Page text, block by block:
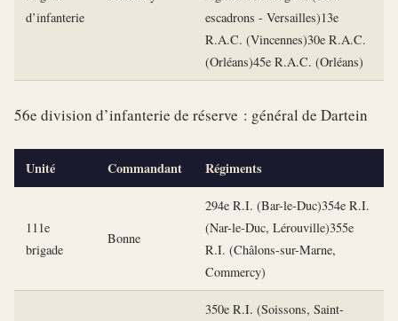
d’infanterie
escadrons - Versailles)13e
R.A.C. (Vincennes)30e R.A.C.
(Orléans)45e R.A.C. (Orléans)
56e division d’infanterie de réserve : général de Dartein
Unité Commandant Régiments
111e
brigade
Bonne
294e R.I. (Bar-le-Duc)354e R.I.
(Nar-le-Duc, Lérouville)355e
R.I. (Châlons-sur-Marne,
Commercy)
350e R.I. (Soissons, Saint-